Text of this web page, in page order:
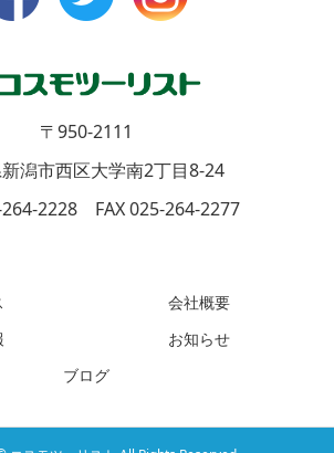
〒950-2111
潟市西区大学南2丁目8-24
264-2228 FAX 025-264-2277
会社概要
お知らせ
ブログ